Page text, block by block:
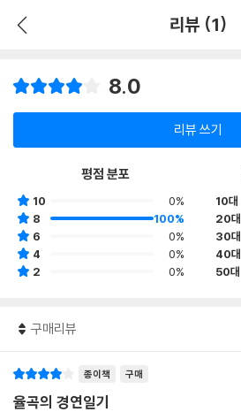
리뷰 (1)
8.0
리뷰 쓰기
평점 분포
10
0%
8
100%
6
0%
4
0%
2
0%
10대
20대
30대
40대
50대
구매리뷰
종이책 구매
율곡의 경연일기